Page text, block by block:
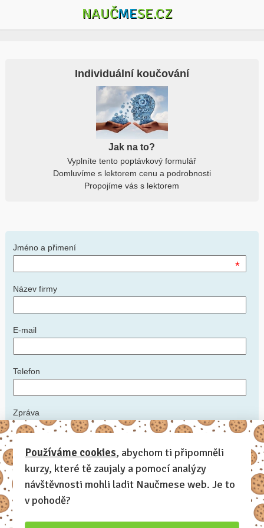
NAUČMESE.CZ
Individuální koučování
Jak na to?
Vyplníte tento poptávkový formulář
Domluvíme s lektorem cenu a podrobnosti
Propojíme vás s lektorem
Jméno a přimení
*
Název firmy
E-mail
Telefon
Zpráva
*
Napište nám podrobnosti: ideální datum konání kurzu, počet
zaměstnanců, zda máte prostory, kde kurz uspořádat, další informace,
které by měl lektor vědět
Používáme cookies, abychom ti připomněli
kurzy, které tě zaujaly a pomocí analýzy
návštěvnosti mohli ladit Naučmese web. Je to
v pohodě?